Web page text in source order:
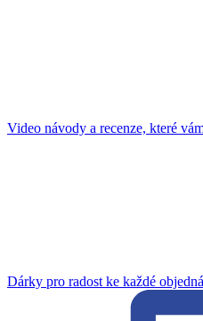
Video návody a recenze, které
Dárky pro radost ke každé